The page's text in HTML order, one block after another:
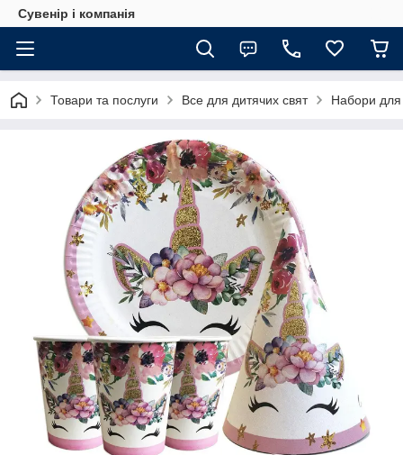
Сувенір і компанія
Товари та послуги Все для дитячих свят Набори